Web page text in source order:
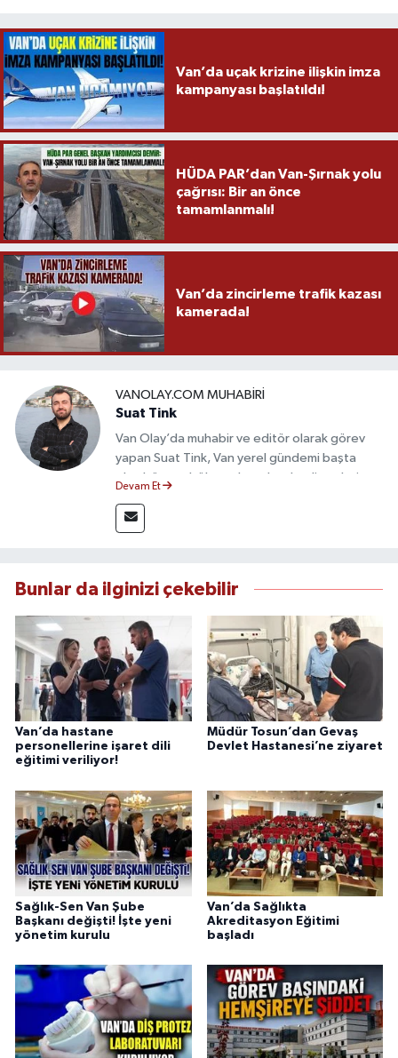
Van’da uçak krizine ilişkin imza
kampanyası başlatıldı!
HÜDA PAR’dan Van-Şırnak yolu
çağrısı: Bir an önce
tamamlanmalı!
Van’da zincirleme trafik kazası
kamerada!
VANOLAY.COM MUHABIRI
Suat Tink
Van Olay’da muhabir ve editör olarak görev
yapan Suat Tink, Van yerel gündemi başta
olmak üzere bölgesel ve ulusal gelişmeleri
mezunu olan Tink, sahadan edindiği bilgilerle
doğruluk, tarafsızlık ve etik ilkeler
Devam Et
Bunlar da ilginizi çekebilir
Van’da hastane
personellerine işaret dili
eğitimi veriliyor!
Müdür Tosun’dan Gevaş
Devlet Hastanesi’ne ziyaret
Sağlık-Sen Van Şube
Başkanı değişti! İşte yeni
yönetim kurulu
Van’da Sağlıkta
Akreditasyon Eğitimi
başladı